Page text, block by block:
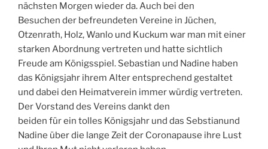
nächsten Morgen wieder da. Auch bei den
Besuchen der befreundeten Vereine in Jüchen,
Otzenrath, Holz, Wanlo und Kuckum war man mit einer
starken Abordnung vertreten und hatte sichtlich
Freude am Königsspiel. Sebastian und Nadine haben
das Königsjahr ihrem Alter entsprechend gestaltet
und dabei den Heimatverein immer würdig vertreten.
Der Vorstand des Vereins dankt den
beiden für ein tolles Königsjahr und das Sebstianund
Nadine über die lange Zeit der Coronapause ihre Lust